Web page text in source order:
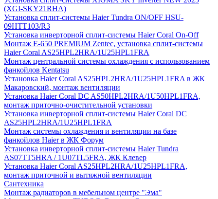
(XGI-SKY21RHA)
Установка сплит-системы Haier Tundra ON/OFF HSU-
09HTT103/R3
Установка инверторной сплит-системы Haier Coral On-Off
Монтаж E-650 PREMIUM Zentec, установка сплит-системы
Haier Coral AS25HPL2HRA/1U25HPL1FRA
Монтаж центральной системы охлаждения с использованием
фанкойлов Kentatsu
Установка Haier Coral AS25HPL2HRA/1U25HPL1FRA в ЖК
Макаровский, монтаж вентиляции
Установка Haier Coral DC AS50HPL2HRA/1U50HPL1FRA,
монтаж приточно-очистительной установки
Установка инверторной сплит-системы Haier Coral DC
AS25HPL2HRA/1U25HPL1FRA
Монтаж системы охлаждения и вентиляции на базе
фанкойлов Haier в ЖК Форум
Установка инверторной сплит-системы Haier Tundra
AS07TT5HRA / 1U07TL5FRA, ЖК Клевер
Установка Haier Coral AS25HPL2HRA/1U25HPL1FRA,
монтаж приточной и вытяжной вентиляции
Сантехника
Монтаж радиаторов в мебельном центре "Эма"